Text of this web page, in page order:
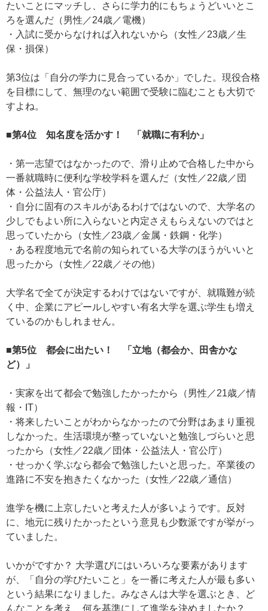
たいことにマッチし、さらに学力的にもちょうどいいとこ
ろを選んだ（男性／24歳／電機）
・入試に受からなければ入れないから（女性／23歳／生
保・損保）
第3位は「自分の学力に見合っているか」でした。現役合格
を目標にして、無理のない範囲で受験に臨むことも大切で
すよね。
■第4位 知名度を活かす！ 「就職に有利か」
・第一志望ではなかったので、滑り止めで合格した中から
一番就職時に便利な学校学科を選んだ（女性／22歳／団
体・公益法人・官公庁）
・自分に固有のスキルがあるわけではないので、大学名の
少しでもよい所に入らないと内定さえもらえないのではと
思っていたから（女性／23歳／金属・鉄鋼・化学）
・ある程度地元で名前の知られている大学のほうがいいと
思ったから（女性／22歳／その他）
大学名で全てが決定するわけではないですが、就職難が続
く中、企業にアピールしやすい有名大学を選ぶ学生も増え
ているのかもしれません。
■第5位 都会に出たい！ 「立地（都会か、田舎かな
ど）」
・実家を出て都会で勉強したかったから（男性／21歳／情
報・IT）
・将来したいことがわからなかったので分野はあまり重視
しなかった。生活環境が整っていないと勉強しづらいと思
ったから（女性／22歳／団体・公益法人・官公庁）
・せっかく学ぶなら都会で勉強したいと思った。卒業後の
進路に不安を抱きたくなかった（女性／22歳／通信）
進学を機に上京したいと考えた人が多いようです。反対
に、地元に残りたかったという意見も少数派ですが挙がっ
ていました。
いかがですか？ 大学選びにはいろいろな要素があります
が、「自分の学びたいこと」を一番に考えた人が最も多い
という結果になりました。みなさんは大学を選ぶとき、ど
んなことを考え、何を基準にして進学を決めましたか？